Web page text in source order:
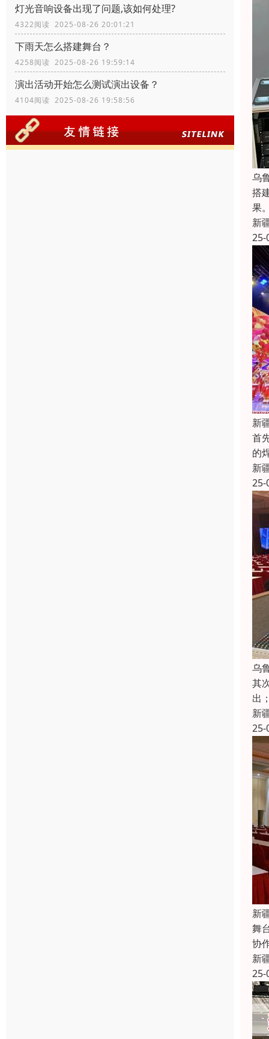
灯光音响设备出现了问题,该如何处理?
4322阅读 2025-08-26 20:01:21
下雨天怎么搭建舞台？
4258阅读 2025-08-26 19:59:14
演出活动开始怎么测试演出设备？
4104阅读 2025-08-26 19:58:56
乌
搭
果
新
25-
新
首
的
新
25-
乌
其
出
新
25-
新
舞
协
新
25-